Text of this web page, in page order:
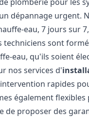
dépannage urgent.
eau, 7 jours sur
techniciens sont
eau, qu'ils soient
nos services d'
rapides
également flexibles
de proposer des